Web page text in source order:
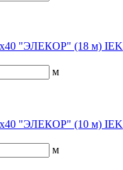
"ЭЛЕКОР" (18 м) IEK
м
"ЭЛЕКОР" (10 м) IEK
м